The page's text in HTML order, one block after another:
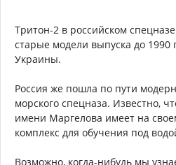
Тритон-2 в российском
старые модели выпуска до 1990
Украины.
Россия же пошла по пути
морского спецназа. Известно,
имени Маргелова имеет на
комплекс для обучения под
Возможно, когда-нибудь мы